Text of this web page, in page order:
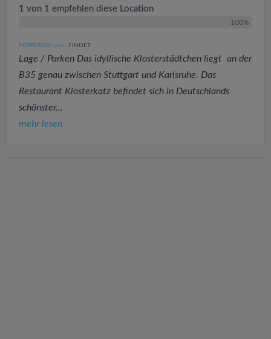
1 von 1 empfehlen diese Location
100%
PEPPERONI (268 ) FINDET:
Lage / Parken Das idyllische Klosterstädtchen liegt an der
B35 genau zwischen Stuttgart und Karlsruhe. Das
Restaurant Klosterkatz befindet sich in Deutschlands
schönster...
mehr lesen